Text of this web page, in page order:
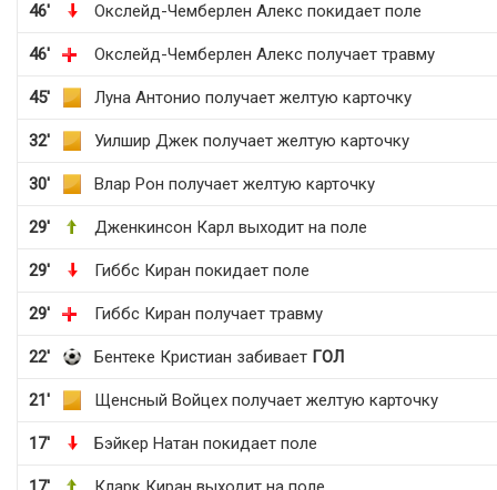
46' Окслейд-Чемберлен Алекс покидает поле
46' Окслейд-Чемберлен Алекс получает травму
45' Луна Антонио получает желтую карточку
32' Уилшир Джек получает желтую карточку
30' Влар Рон получает желтую карточку
29' Дженкинсон Карл выходит на поле
29' Гиббс Киран покидает поле
29' Гиббс Киран получает травму
22' Бентеке Кристиан забивает ГОЛ
21' Щенсный Войцех получает желтую карточку
17' Бэйкер Натан покидает поле